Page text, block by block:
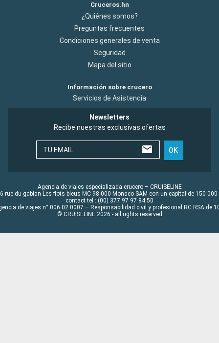
Cruceros.hn
¿Quiénes somos?
Preguntas frecuentes
Condiciones generales de venta
Seguridad
Mapa del sitio
Información sobre crucero
Servicios de Asistencia
Newsletters
Recibe nuestras exclusivas ofertas
TU EMAIL OK
Agencia de viajes especializada crucero – CRUISELINE
rue du gabian Les flots bleus MC 98 000 Monaco SAM con un capital de 150 000
contact tel : (00) 377 97 97 84 50
de viajes n° 006 02 0007 – Responsabilidad civil y profesional RC RSA de
© CRUISELINE 2026 - all rights reserved